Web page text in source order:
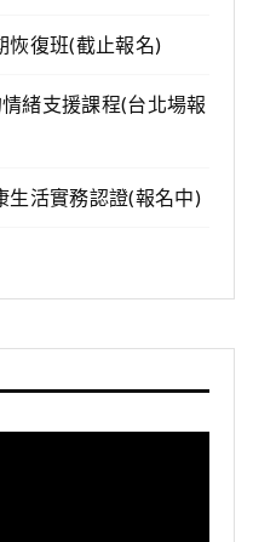
恢復班(截止報名)
緒支援課程(台北場報
生活實務認證(報名中)